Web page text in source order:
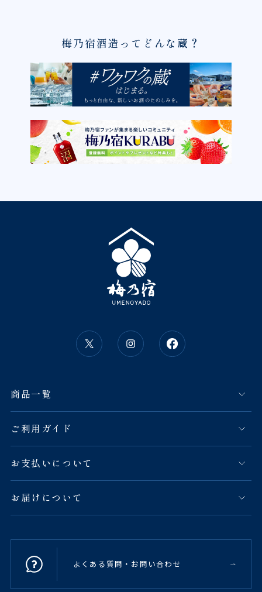
梅乃宿酒造ってどんな蔵？
商品一覧
ご利用ガイド
お支払いについて
お届けについて
よくある質問・お問い合わせ